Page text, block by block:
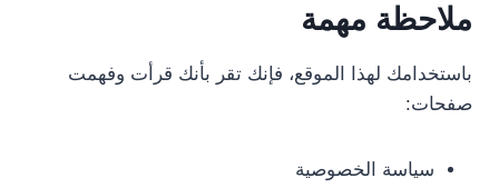
ملاحظة مهمة
باستخدامك لهذا الموقع، فإنك تقر بأنك قرأت وفهمت
صفحات:
سياسة الخصوصية